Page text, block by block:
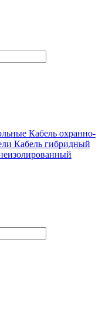
Кабель охранно-
Кабель гибридный